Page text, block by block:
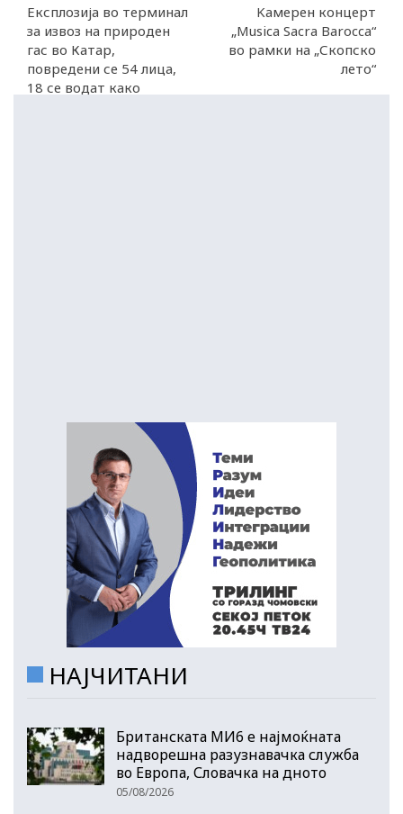
Експлозија во терминал
за извоз на природен
гас во Катар,
повредени се 54 лица,
18 се водат како
Kамерен концерт
„Musica Sacra Barocca“
во рамки на „Скопско
лето“
НАЈЧИТАНИ
Британската МИ6 е најмоќната
надворешна разузнавачка служба
во Европа, Словачка на дното
05/08/2026